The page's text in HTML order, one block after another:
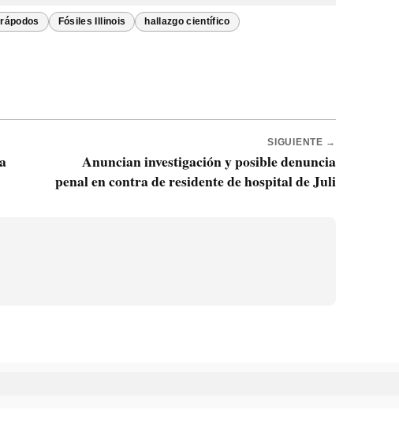
Fósiles Illinois hallazgo científico
SIGUIENTE →
Anuncian investigación y posible denuncia
penal en contra de residente de hospital de Juli